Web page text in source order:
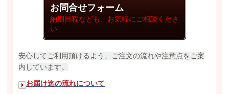
お問合せフォーム
納期日程なども、お気軽にご相談くださ
い
安心してご利用頂けるよう、ご注文の流れや注意点をご案
内しています。
お届け迄の流れについて